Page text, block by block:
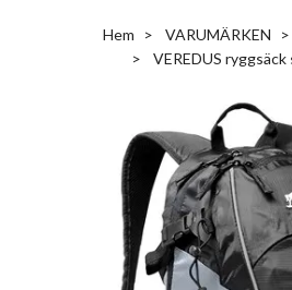
Hem VARUMÄRKEN
VEREDUS